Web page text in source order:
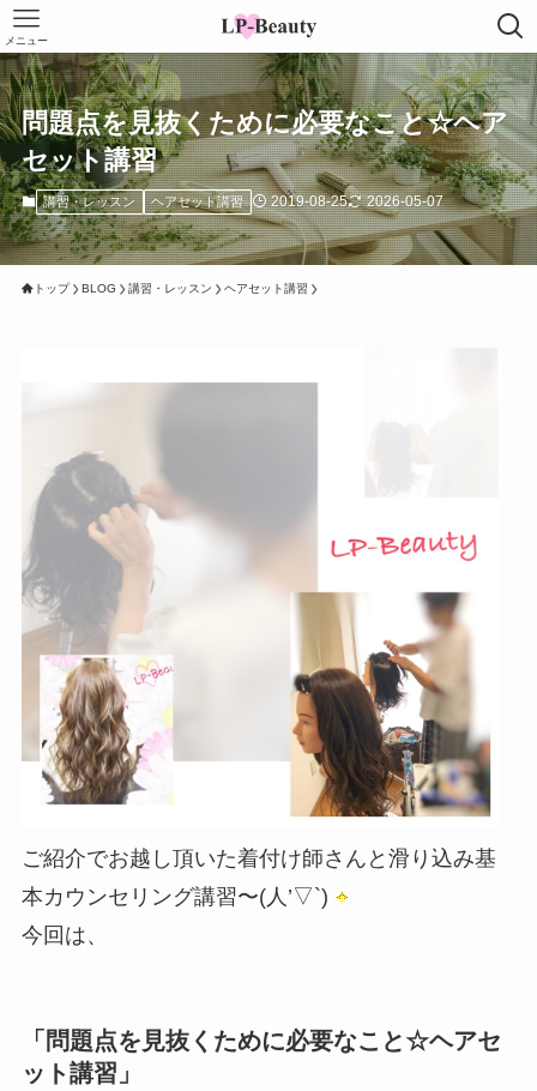
メニュー
問題点を見抜くために必要なこと☆ヘア
セット講習
講習・レッスン ヘアセット講習 2019-08-25 2026-05-07
トップ BLOG 講習・レッスン ヘアセット講習
ご紹介でお越し頂いた着付け師さんと滑り込み基
本カウンセリング講習〜(人’▽`)
今回は、
「問題点を見抜くために必要なこと☆ヘアセ
ット講習」